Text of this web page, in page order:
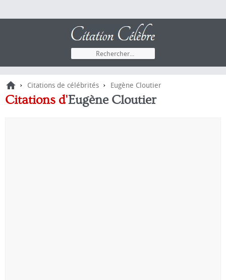
› Citations de célébrités › Eugène Cloutier
Citations d'Eugène Cloutier